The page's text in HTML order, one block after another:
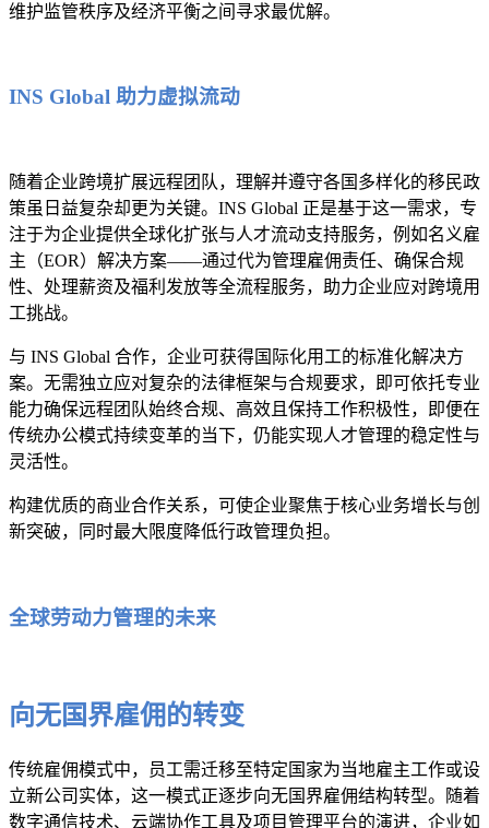
维护监管秩序及经济平衡之间寻求最优解。
INS Global 助力虚拟流动
随着企业跨境扩展远程团队，理解并遵守各国多样化的移民政
策虽日益复杂却更为关键。INS Global 正是基于这一需求，专
注于为企业提供全球化扩张与人才流动支持服务，例如名义雇
主（EOR）解决方案——通过代为管理雇佣责任、确保合规
性、处理薪资及福利发放等全流程服务，助力企业应对跨境用
工挑战。
与 INS Global 合作，企业可获得国际化用工的标准化解决方
案。无需独立应对复杂的法律框架与合规要求，即可依托专业
能力确保远程团队始终合规、高效且保持工作积极性，即便在
传统办公模式持续变革的当下，仍能实现人才管理的稳定性与
灵活性。
构建优质的商业合作关系，可使企业聚焦于核心业务增长与创
新突破，同时最大限度降低行政管理负担。
全球劳动力管理的未来
向无国界雇佣的转变
传统雇佣模式中，员工需迁移至特定国家为当地雇主工作或设
立新公司实体，这一模式正逐步向无国界雇佣结构转型。随着
数字通信技术、云端协作工具及项目管理平台的演进，企业如